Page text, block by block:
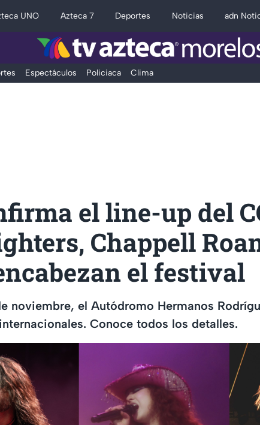
UNO Azteca 7 Deportes Noticias adn
Espectáculos Policiaca Clima
el line-up del
Chappell
el festival
noviembre, el Autódromo Hermanos
Conoce todos los detalles.